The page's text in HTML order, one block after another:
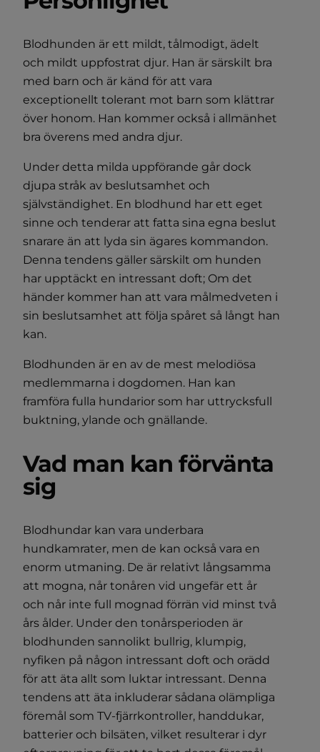
Blodhunden är ett mildt, tålmodigt, ädelt
och mildt uppfostrat djur. Han är särskilt bra
med barn och är känd för att vara
exceptionellt tolerant mot barn som klättrar
över honom. Han kommer också i allmänhet
bra överens med andra djur.
Under detta milda uppförande går dock
djupa stråk av beslutsamhet och
självständighet. En blodhund har ett eget
sinne och tenderar att fatta sina egna beslut
snarare än att lyda sin ägares kommandon.
Denna tendens gäller särskilt om hunden
har upptäckt en intressant doft; Om det
händer kommer han att vara målmedveten i
sin beslutsamhet att följa spåret så långt han
kan.
Blodhunden är en av de mest melodiösa
medlemmarna i dogdomen. Han kan
framföra fulla hundarior som har uttrycksfull
buktning, ylande och gnällande.
Vad man kan förvänta
sig
Blodhundar kan vara underbara
hundkamrater, men de kan också vara en
enorm utmaning. De är relativt långsamma
att mogna, når tonåren vid ungefär ett år
och når inte full mognad förrän vid minst två
års ålder. Under den tonårsperioden är
blodhunden sannolikt bullrig, klumpig,
nyfiken på någon intressant doft och orädd
för att äta allt som luktar intressant. Denna
tendens att äta inkluderar sådana olämpliga
föremål som TV-fjärrkontroller, handdukar,
batterier och bilsäten, vilket resulterar i dyr